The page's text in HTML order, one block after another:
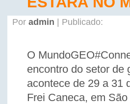
Por admin | Publicado:
O
encontro do setor de
acontece de 29 a 31
Frei Caneca, em